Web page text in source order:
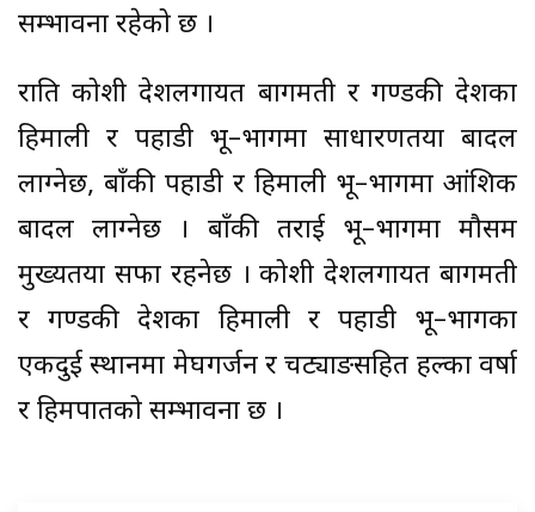
सम्भावना रहेको छ ।
राति कोशी प्रदेशलगायत बागमती र गण्डकी प्रदेशका
हिमाली र पहाडी भू–भागमा साधारणतया बादल
लाग्नेछ, बाँकी पहाडी र हिमाली भू–भागमा आंशिक
बादल लाग्नेछ । बाँकी तराई भू–भागमा मौसम
मुख्यतया सफा रहनेछ । कोशी प्रदेशलगायत बागमती
र गण्डकी प्रदेशका हिमाली र पहाडी भू–भागका
एकदुई स्थानमा मेघगर्जन र चट्याङसहित हल्का वर्षा
र हिमपातको सम्भावना छ ।